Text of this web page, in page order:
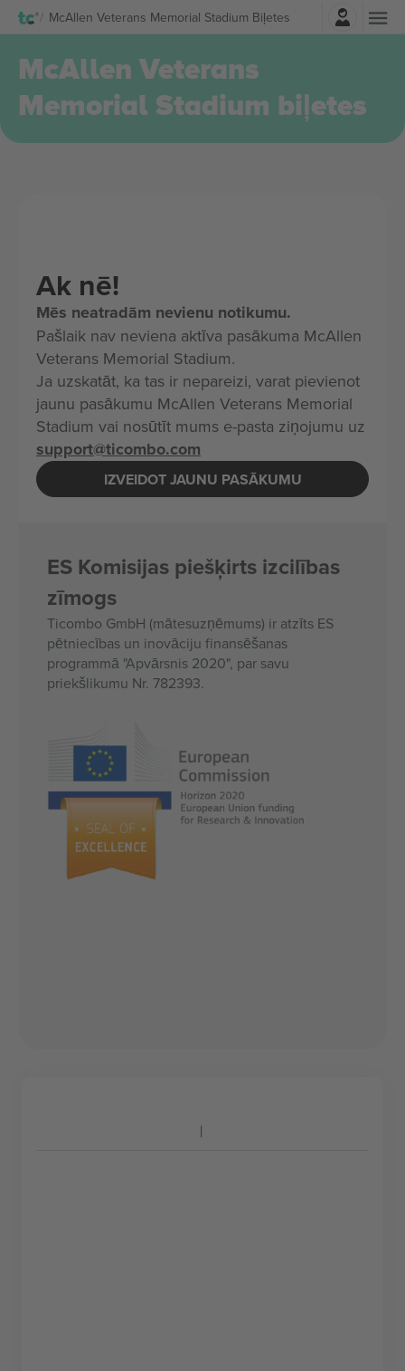
McAllen Veterans Memorial Stadium Biļetes
Pierakstīties
McAllen Veterans
Memorial Stadium biļetes
Ak nē!
Mēs neatradām nevienu notikumu.
Pašlaik nav neviena aktīva pasākuma McAllen
Veterans Memorial Stadium.
Ja uzskatāt, ka tas ir nepareizi, varat pievienot
jaunu pasākumu McAllen Veterans Memorial
Stadium vai nosūtīt mums e-pasta ziņojumu uz
support@ticombo.com
IZVEIDOT JAUNU PASĀKUMU
ES Komisijas piešķirts izcilības
zīmogs
Ticombo GmbH (mātesuzņēmums) ir atzīts ES
pētniecības un inovāciju finansēšanas
programmā "Apvārsnis 2020", par savu
priekšlikumu Nr. 782393.